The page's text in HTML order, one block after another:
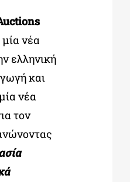
μία νέα
ελληνική
και
νέα
τον